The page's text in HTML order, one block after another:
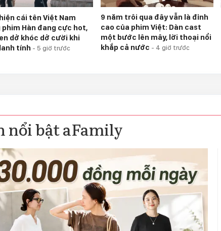
cái tên Việt Nam
Hàn đang cực hot,
dở khóc dở cười khi
tính - 5 giờ trước
9 năm trôi qua đây vẫn là đỉnh
cao của phim Việt: Dàn cast
một bước lên mây, lời thoại nổi
khắp cả nước - 4 giờ trước
nổi bật aFamily